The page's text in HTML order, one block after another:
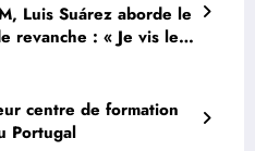
Luis Suárez aborde le
revanche : « Je vis le
centre de formation
Portugal